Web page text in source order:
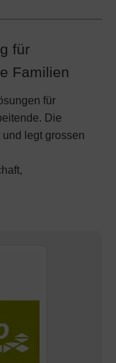
für
Familien
für
Die
legt grossen